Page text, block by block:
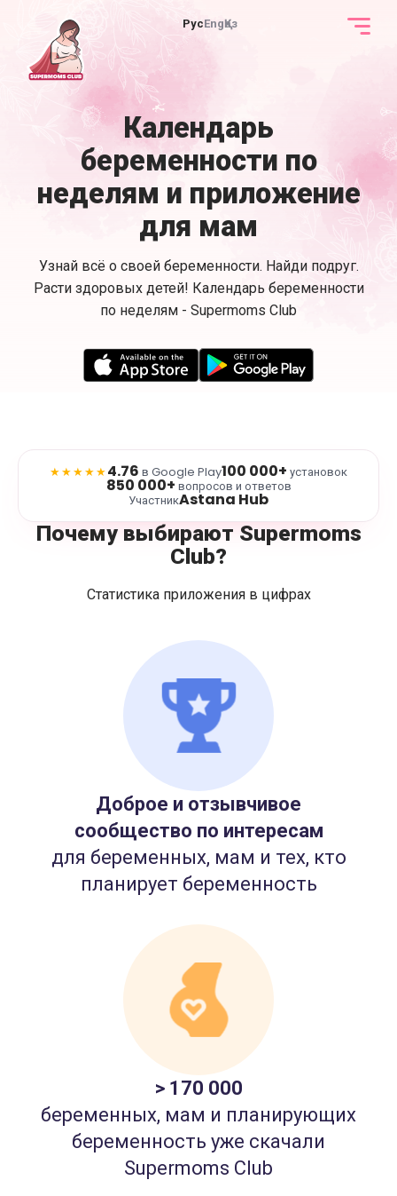
РусEngҚаз
Календарь
беременности по
неделям и приложение
для мам
Узнай всё о своей беременности. Найди подруг.
Расти здоровых детей! Календарь беременности
по неделям - Supermoms Club
★★★★★4.76 в Google Play100 000+ установок
850 000+ вопросов и ответов
УчастникAstana Hub
Почему выбирают Supermoms
Club?
Статистика приложения в цифрах
Доброе и отзывчивое
сообщество по интересам
для беременных, мам и тех, кто
планирует беременность
> 170 000
беременных, мам и планирующих
беременность уже скачали
Supermoms Club